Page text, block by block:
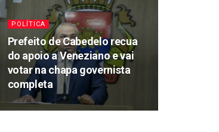
POLÍTICA
Prefeito de Cabedelo recua
do apoio a Veneziano e vai
votar na chapa governista
completa